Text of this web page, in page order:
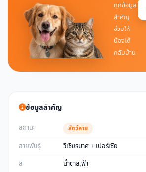
ทุกข้อมูล
สำคัญ
ช่วยให้
น้องได้
กลับบ้าน
ข้อมูลสำคัญ
สถานะ สัตว์หาย
สายพันธุ์
วิเชียรมาศ + เปอร์เซีย
สี
น้ำตาล,ฟ้า